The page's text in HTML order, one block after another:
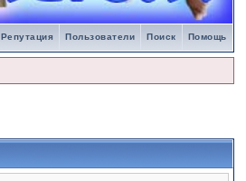
Помощь
Поиск
Пользователи
Репутация